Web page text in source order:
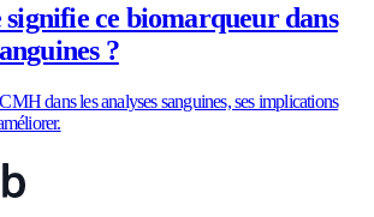
ce biomarqueur dans
?
dans les analyses sanguines, ses implications